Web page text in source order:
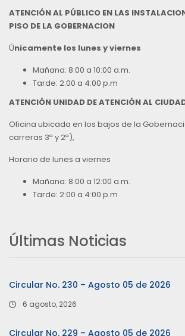
ATENCIÓN AL PÚBLICO EN LAS
PISO DE LA GOBERNACION
Únicamente los lunes y viernes
Mañana: 8:00 a 10:00 a.m.
Tarde: 2:00 a 4:00 p.m
ATENCIÓN UNIDAD DE ATENCIÓN AL
Oficina ubicada en los bajos de la
carreras 3ª y 2ª),
Horario de lunes a viernes
Mañana: 8:00 a 12:00 a.m.
Tarde: 2:00 a 4:00 p.m
Últimas Noticias
Circular No. 230 – Agosto 05 de 2026
6 agosto, 2026
Circular No. 229 – Agosto 05 de 2026